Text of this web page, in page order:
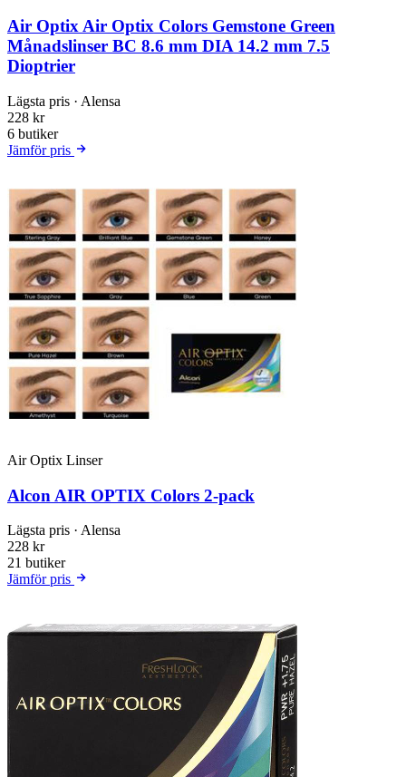
Air Optix Air Optix Colors Gemstone Green
Månadslinser BC 8.6 mm DIA 14.2 mm 7.5
Dioptrier
Lägsta pris · Alensa
228 kr
6 butiker
Jämför pris
Air Optix Linser
Alcon AIR OPTIX Colors 2-pack
Lägsta pris · Alensa
228 kr
21 butiker
Jämför pris